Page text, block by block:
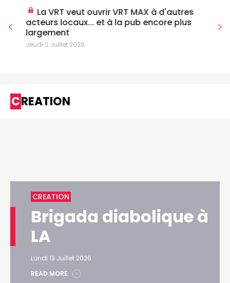
La VRT veut ouvrir VRT MAX à d'autres
acteurs locaux... et à la pub encore plus
largement
Jeudi 2 Juillet 2026
CREATION
CREATION
Brigada diabolique à
LA
Lundi 13 Juillet 2026
READ MORE